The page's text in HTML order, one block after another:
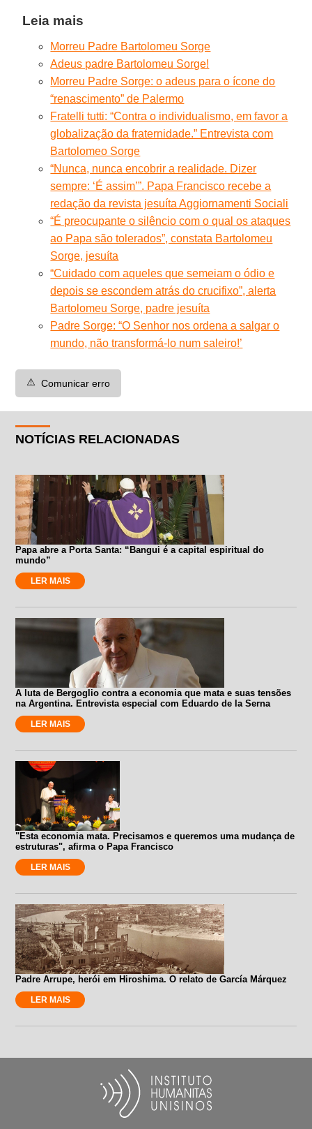
Leia mais
Morreu Padre Bartolomeu Sorge
Adeus padre Bartolomeu Sorge!
Morreu Padre Sorge: o adeus para o ícone do
“renascimento” de Palermo
Fratelli tutti: “Contra o individualismo, em favor a
globalização da fraternidade.” Entrevista com
Bartolomeo Sorge
“Nunca, nunca encobrir a realidade. Dizer
sempre: ‘É assim’”. Papa Francisco recebe a
redação da revista jesuíta Aggiornamenti Sociali
“É preocupante o silêncio com o qual os ataques
ao Papa são tolerados”, constata Bartolomeu
Sorge, jesuíta
“Cuidado com aqueles que semeiam o ódio e
depois se escondem atrás do crucifixo”, alerta
Bartolomeu Sorge, padre jesuíta
Padre Sorge: “O Senhor nos ordena a salgar o
mundo, não transformá-lo num saleiro!’
⚠️ Comunicar erro
NOTÍCIAS RELACIONADAS
Papa abre a Porta Santa: “Bangui é a capital espiritual do
mundo”
LER MAIS
A luta de Bergoglio contra a economia que mata e suas tensões
na Argentina. Entrevista especial com Eduardo de la Serna
LER MAIS
"Esta economia mata. Precisamos e queremos uma mudança de
estruturas", afirma o Papa Francisco
LER MAIS
Padre Arrupe, herói em Hiroshima. O relato de García Márquez
LER MAIS